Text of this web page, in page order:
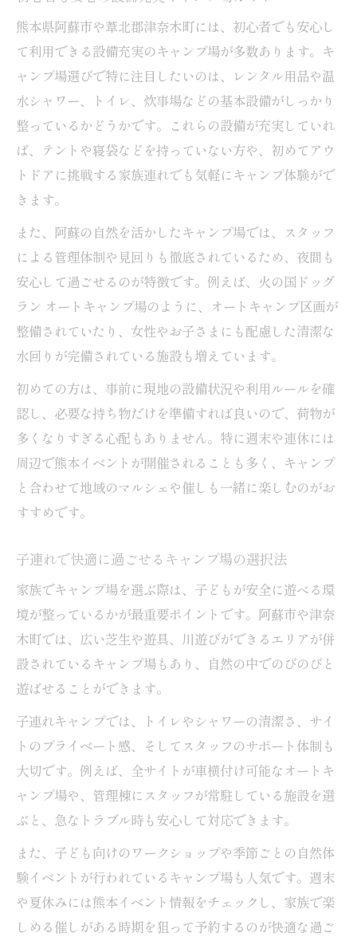
熊本県阿蘇市や葦北郡津奈木町には、初心者でも安心し
て利用できる設備充実のキャンプ場が多数あります。キ
ャンプ場選びで特に注目したいのは、レンタル用品や温
水シャワー、トイレ、炊事場などの基本設備がしっかり
整っているかどうかです。これらの設備が充実していれ
ば、テントや寝袋などを持っていない方や、初めてアウ
トドアに挑戦する家族連れでも気軽にキャンプ体験がで
きます。
また、阿蘇の自然を活かしたキャンプ場では、スタッフ
による管理体制や見回りも徹底されているため、夜間も
安心して過ごせるのが特徴です。例えば、火の国ドッグ
ラン オートキャンプ場のように、オートキャンプ区画が
整備されていたり、女性やお子さまにも配慮した清潔な
水回りが完備されている施設も増えています。
初めての方は、事前に現地の設備状況や利用ルールを確
認し、必要な持ち物だけを準備すれば良いので、荷物が
多くなりすぎる心配もありません。特に週末や連休には
周辺で熊本イベントが開催されることも多く、キャンプ
と合わせて地域のマルシェや催しも一緒に楽しむのがお
すすめです。
子連れで快適に過ごせるキャンプ場の選択法
家族でキャンプ場を選ぶ際は、子どもが安全に遊べる環
境が整っているかが最重要ポイントです。阿蘇市や津奈
木町では、広い芝生や遊具、川遊びができるエリアが併
設されているキャンプ場もあり、自然の中でのびのびと
遊ばせることができます。
子連れキャンプでは、トイレやシャワーの清潔さ、サイ
トのプライベート感、そしてスタッフのサポート体制も
大切です。例えば、全サイトが車横付け可能なオートキ
ャンプ場や、管理棟にスタッフが常駐している施設を選
ぶと、急なトラブル時も安心して対応できます。
また、子ども向けのワークショップや季節ごとの自然体
験イベントが行われているキャンプ場も人気です。週末
や夏休みには熊本イベント情報をチェックし、家族で楽
しめる催しがある時期を狙って予約するのが快適な過ご